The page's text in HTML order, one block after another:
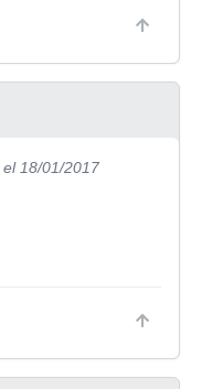
el 18/01/2017